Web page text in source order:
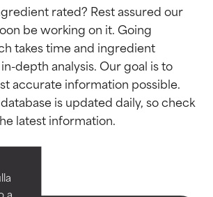
a
rated? Rest assured our
be working on it. Going
takes time and ingredient
depth analysis. Our goal is to
accurate information possible.
is updated daily, so check
degli
e sostenuti da studi
Ingrediente attivo
degli
e sostenuti da studi
Ingrediente attivo